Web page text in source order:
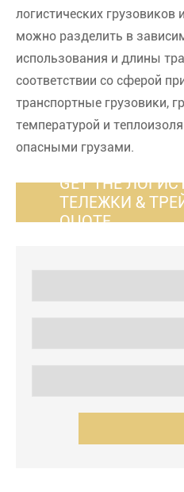
логистических грузовиков
можно разделить в
использования и длины
соответствии со сферой
транспортные грузовики,
температурой и
опасными грузами.
GET THE
ТЕЛЕЖКИ &
QUOTE